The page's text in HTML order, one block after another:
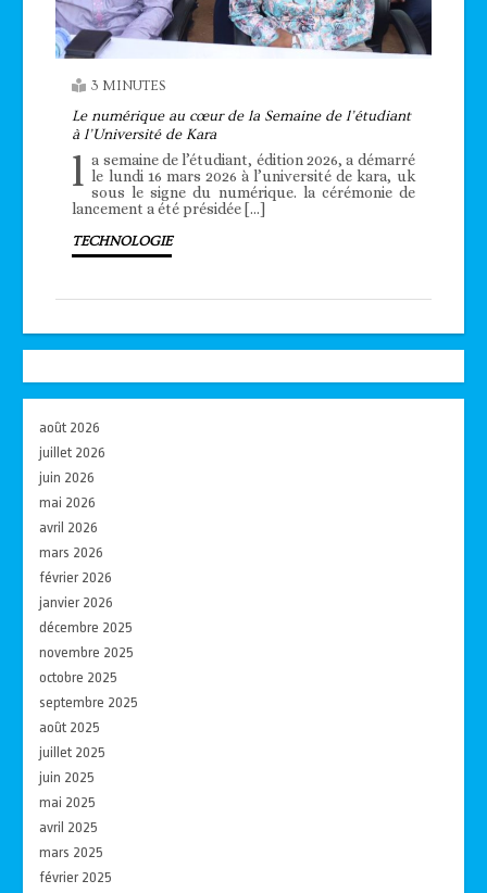
3 MINUTES
Le numérique au cœur de la Semaine de l’étudiant
à l’Université de Kara
l a semaine de l’étudiant, édition 2026, a démarré
le lundi 16 mars 2026 à l’université de kara, uk
sous le signe du numérique. la cérémonie de
lancement a été présidée […]
TECHNOLOGIE
août 2026
juillet 2026
juin 2026
mai 2026
avril 2026
mars 2026
février 2026
janvier 2026
décembre 2025
novembre 2025
octobre 2025
septembre 2025
août 2025
juillet 2025
juin 2025
mai 2025
avril 2025
mars 2025
février 2025